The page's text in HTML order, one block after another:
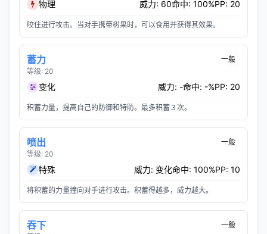
物理 威力: 60命中: 100%PP: 20
咬住进行攻击。当对手携带树果时，可以食用并获得其效果。
蓄力
等级: 20
一般
变化 威力: -命中: -%PP: 20
积蓄力量，提高自己的防御和特防。最多积蓄３次。
喷出
等级: 20
一般
特殊 威力: 变化命中: 100%PP: 10
将积蓄的力量撞向对手进行攻击。积蓄得越多，威力越大。
吞下 一般